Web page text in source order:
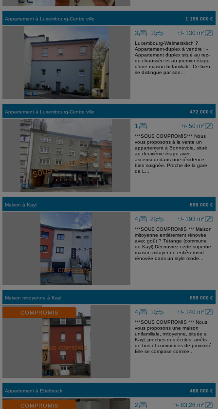
Appartement à Luxembourg-Centre ville 1 198 000 €
+/- 130 m²
3 1
Luxembourg-Weimerskirch ?
Appartement-duplex à vendre ; -
Appartement duplex situé au rez-
de-chaussée et au premier étage
d'une maison bi-familiale. Ce bien
se distingue par son...
Appartement à Luxembourg-Centre ville 472 000 €
+/- 50 m²
1
***SOUS COMPROMIS*** Nous
vous proposons à la vente un
appartement à Bonnevoie, situé
au deuxième étage avec
ascenseur dans une résidence
bien soignée. Proche de la gare
de L...
Maison à Kayl 898 000 €
+/- 193 m²
4 2
***SOUS COMPROMIS *** Maison
mitoyenne entièrement rénovée
avec goût ? Tétange (commune
de Kayl) Découvrez cette superbe
maison mitoyenne entièrement
rénovée dans un style mode...
Maison mitoyenne à Kayl 698 000 €
COMPROMIS +/- 140 m²
4 1
***SOUS COMPROMIS *** Nous
vous proposons une maison
unifamiliale, mitoyenne, située a
Kayl, proches des écoles, arrêts
de bus et commerces de proximité.
Elle se compose comme...
Appartement à Ettelbruck 488 000 €
COMPROMIS +/- 83,26 m²
2